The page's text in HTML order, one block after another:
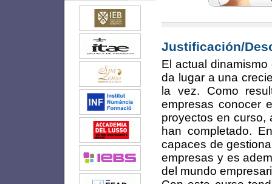
Justificación/
El actual
da lugar a una
la vez. Como
empresas conocer
proyectos en curso,
han completado.
capaces de
empresas y es
del mundo